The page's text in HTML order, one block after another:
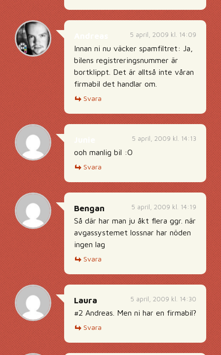
5 april, 2009 kl. 14:09
Innan ni nu väcker spamfiltret: Ja,
bilens registreringsnummer är
bortklippt. Det är alltså inte våran
firmabil det handlar om.
Svara
5 april, 2009 kl. 14:13
ooh manlig bil :O
Svara
5 april, 2009 kl. 14:19
Bengan
Så där har man ju åkt flera ggr. när
avgassystemet lossnar har nöden
ingen lag
Svara
5 april, 2009 kl. 14:30
Laura
#2 Andreas. Men ni har en firmabil?
Svara